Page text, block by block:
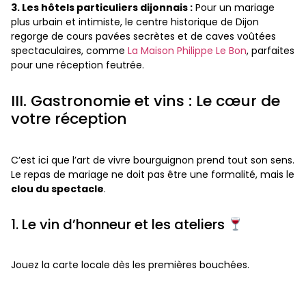
3. Les hôtels particuliers dijonnais : Pour un mariage
plus urbain et intimiste, le centre historique de Dijon
regorge de cours pavées secrètes et de caves voûtées
spectaculaires, comme La Maison Philippe Le Bon, parfaites
pour une réception feutrée.
III. Gastronomie et vins : Le cœur de
votre réception
C’est ici que l’art de vivre bourguignon prend tout son sens.
Le repas de mariage ne doit pas être une formalité, mais le
clou du spectacle.
1. Le vin d’honneur et les ateliers
Jouez la carte locale dès les premières bouchées.